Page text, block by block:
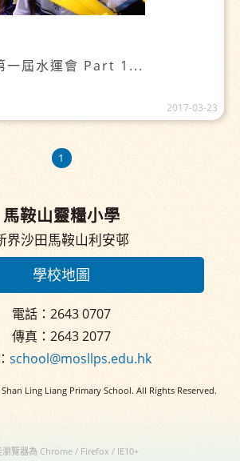
一屆水運會 Part 1...
2017-03-23
1
馬鞍山靈糧小學
界沙田馬鞍山利安邨
學校地圖
電話：2643 0707
傳真：2643 2077
school@mosllps.edu.hk
Ling Liang Primary School. All Rights Reserved.
瀏覽器為 Chrome / Firefox / IE10+